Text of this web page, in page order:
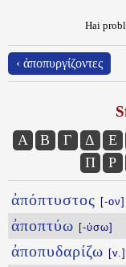
Hai
‹ ἀποπυργίζοντες
Α Β Γ Δ Ε
Π
Ρ
ἀπόπτυστος [-ον]
ἀποπτύω [-ύσω]
ἀποπυδαρίζω [v.]